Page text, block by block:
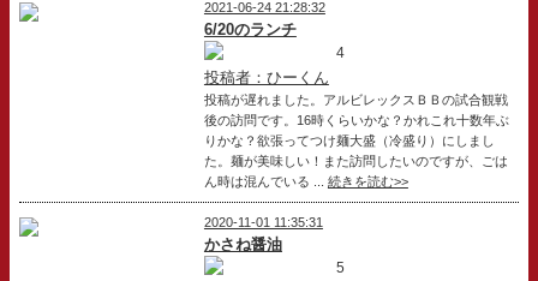
2021-06-24 21:28:32
6/20のランチ
4
投稿者：ひーくん
投稿が遅れました。アルビレックスＢＢの試合観戦
後の訪問です。16時くらいかな？かれこれ十数年ぶ
りかな？欲張ってつけ麺大盛（冷盛り）にしまし
た。麺が美味しい！また訪問したいのですが、ごは
ん時は混んでいる ... 続きを読む>>
2020-11-01 11:35:31
かさね醤油
5